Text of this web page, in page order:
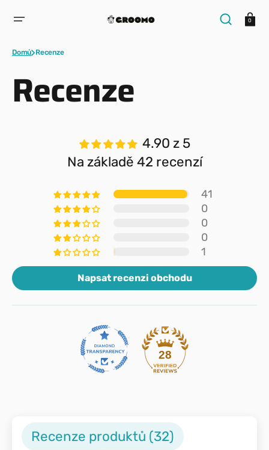
OBSAH
Košík
0
Domů Recenze
Recenze
4.90 z 5
Na základě 42 recenzí
41
0
0
0
1
Napsat recenzi obchodu
28
Recenze produktů (32)